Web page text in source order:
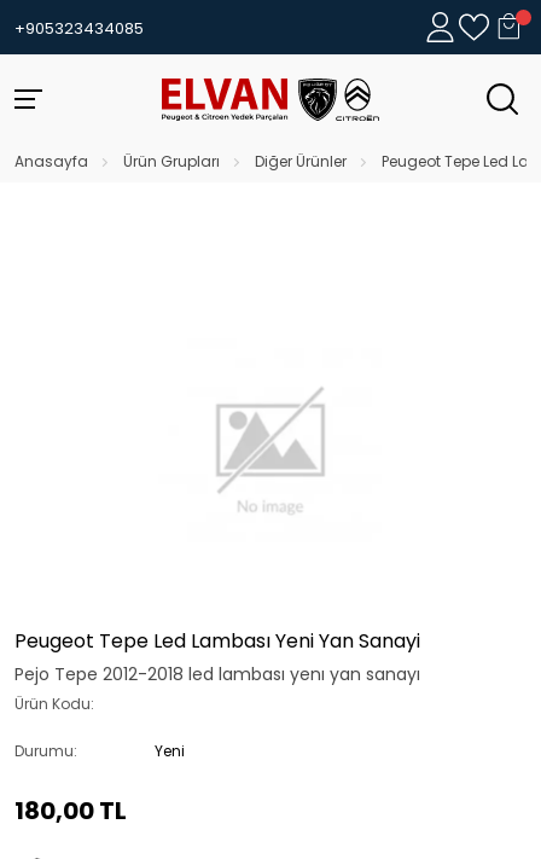
+905323434085
Anasayfa Ürün Grupları Diğer Ürünler Peugeot Tepe Led
Peugeot Tepe Led Lambası Yeni Yan Sanayi
Pejo Tepe 2012-2018 led lambası yenı yan sanayı
Ürün Kodu:
Durumu: Yeni
180,00 TL